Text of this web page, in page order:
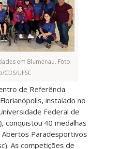
em Blumenau. Foto:
CDS/UFSC
de Referência
instalado no
Federal de
conquistou 40 medalhas
Abertos Paradesportivos
As competições de